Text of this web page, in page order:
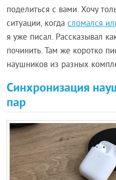
поделиться с вами. Хочу
ситуации, когдасломался
я уже писал. Рассказывал
починить. Там же коротко
наушников из разных
Синхронизация
пар